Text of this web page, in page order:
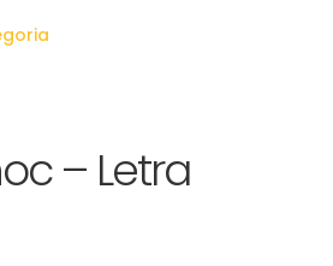
– Letra